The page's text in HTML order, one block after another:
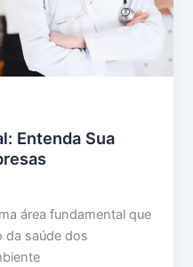
Entenda Sua
área fundamental que
da saúde dos